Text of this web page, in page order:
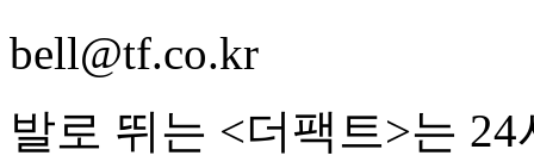
bell@tf.co.kr
발로 뛰는 <더팩트>는